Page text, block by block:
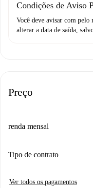
Condições de Aviso
Você deve avisar com pelo
alterar a data de saída,
Preço
renda mensal
Tipo de contrato
Ver todos os pagamentos